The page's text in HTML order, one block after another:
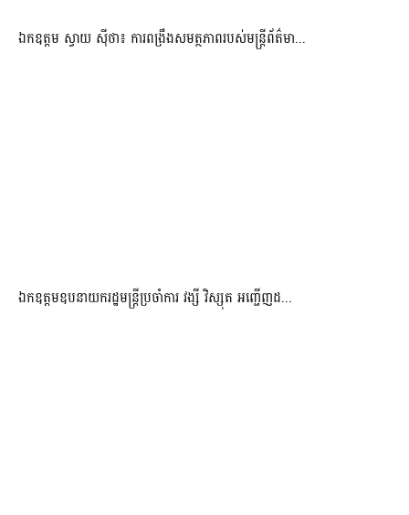
ឯកឧត្តម ស្វាយ ស៊ីថា៖ ការពង្រឹងសមត្ថភាពរបស់មន្ត្រីព័ត៌មា...
ឯកឧត្តមឧបនាយករដ្ឋមន្រ្តីប្រចាំការ វង្សី វិស្សុត អញ្ជើញដ...